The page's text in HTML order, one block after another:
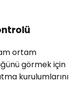
ortam
görmek için
kurulumlarını